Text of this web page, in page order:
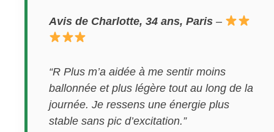
Avis de Charlotte, 34 ans, Paris –
“R Plus m’a aidée à me sentir moins
ballonnée et plus légère tout au long de la
journée. Je ressens une énergie plus
stable sans pic d’excitation.”